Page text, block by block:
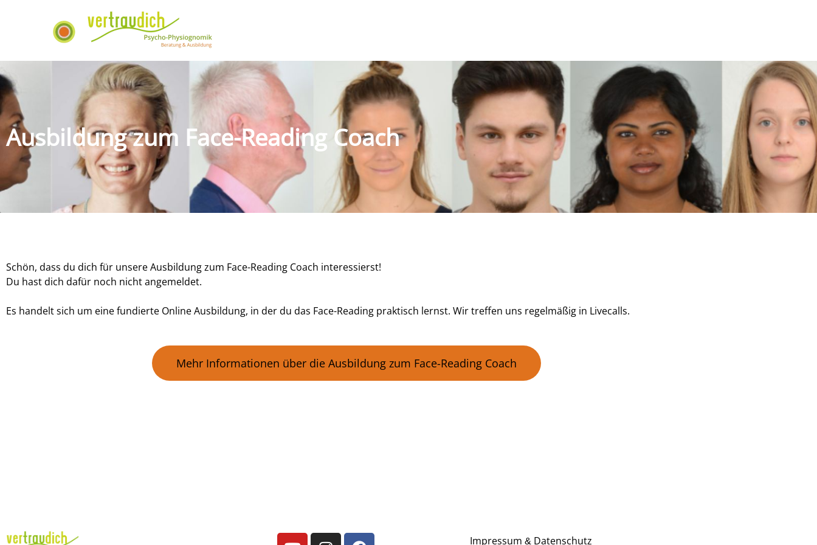
Ausbildung zum Face-Reading Coach
Schön, dass du dich für unsere Ausbildung zum Face-Reading Coach interessierst!
Du hast dich dafür noch nicht angemeldet.
Es handelt sich um eine fundierte Online Ausbildung, in der du das Face-Reading praktisch lernst. Wir treffen uns regelmäßig in Livecalls.
Mehr Informationen über die Ausbildung zum Face-Reading Coach
Impressum & Datenschutz